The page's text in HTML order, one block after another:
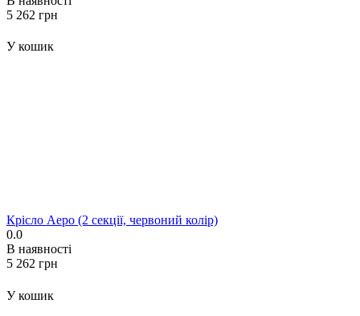
‍5 262‍ грн
У кошик
Крісло Аеро (2 секції, червоний колір)
0.0
В наявності
‍5 262‍ грн
У кошик